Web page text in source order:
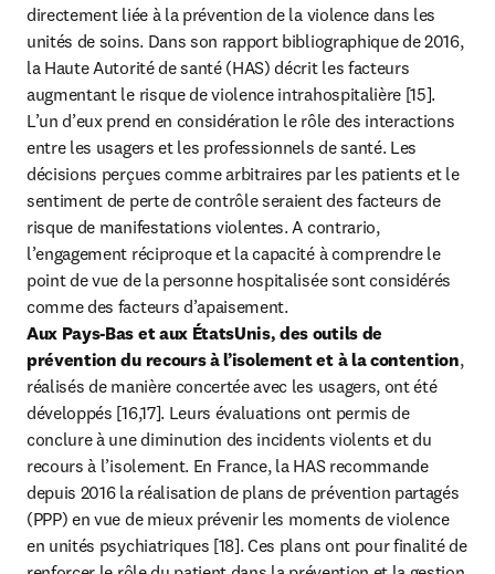
directement liée à la prévention de la violence dans les
unités de soins. Dans son rapport bibliographique de 2016,
la Haute Autorité de santé (HAS) décrit les facteurs
augmentant le risque de violence intrahospitalière [15].
L’un d’eux prend en considération le rôle des interactions
entre les usagers et les professionnels de santé. Les
décisions perçues comme arbitraires par les patients et le
sentiment de perte de contrôle seraient des facteurs de
risque de manifestations violentes. A contrario,
l’engagement réciproque et la capacité à comprendre le
point de vue de la personne hospitalisée sont considérés
Aux Pays-Bas et aux ÉtatsUnis, des outils de
prévention du recours à l’isolement et à la contention,
réalisés de manière concertée avec les usagers, ont été
développés [16,17]. Leurs évaluations ont permis de
conclure à une diminution des incidents violents et du
recours à l’isolement. En France, la HAS recommande
depuis 2016 la réalisation de plans de prévention partagés
(PPP) en vue de mieux prévenir les moments de violence
en unités psychiatriques [18]. Ces plans ont pour finalité de